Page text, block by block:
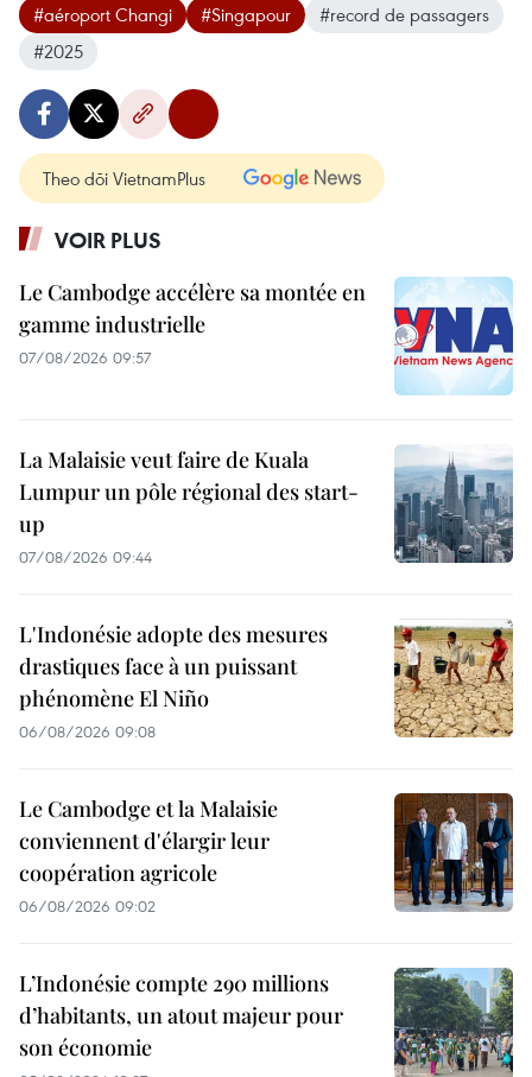
#aéroport Changi #Singapour
#record de passagers
#2025
Theo dõi VietnamPlus
VOIR PLUS
Le Cambodge accélère sa montée en
gamme industrielle
07/08/2026 09:57
La Malaisie veut faire de Kuala
Lumpur un pôle régional des start-
up
07/08/2026 09:44
L'Indonésie adopte des mesures
drastiques face à un puissant
phénomène El Niño
06/08/2026 09:08
Le Cambodge et la Malaisie
conviennent d'élargir leur
coopération agricole
06/08/2026 09:02
L’Indonésie compte 290 millions
d’habitants, un atout majeur pour
son économie